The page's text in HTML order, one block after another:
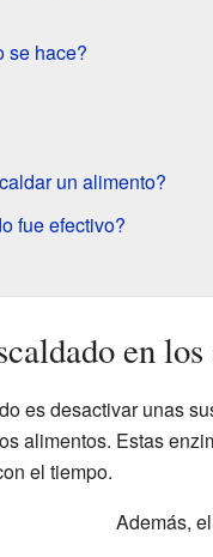
se hace?
un alimento?
fue efectivo?
en
es desactivar unas
alimentos. Estas
el tiempo.
Además,